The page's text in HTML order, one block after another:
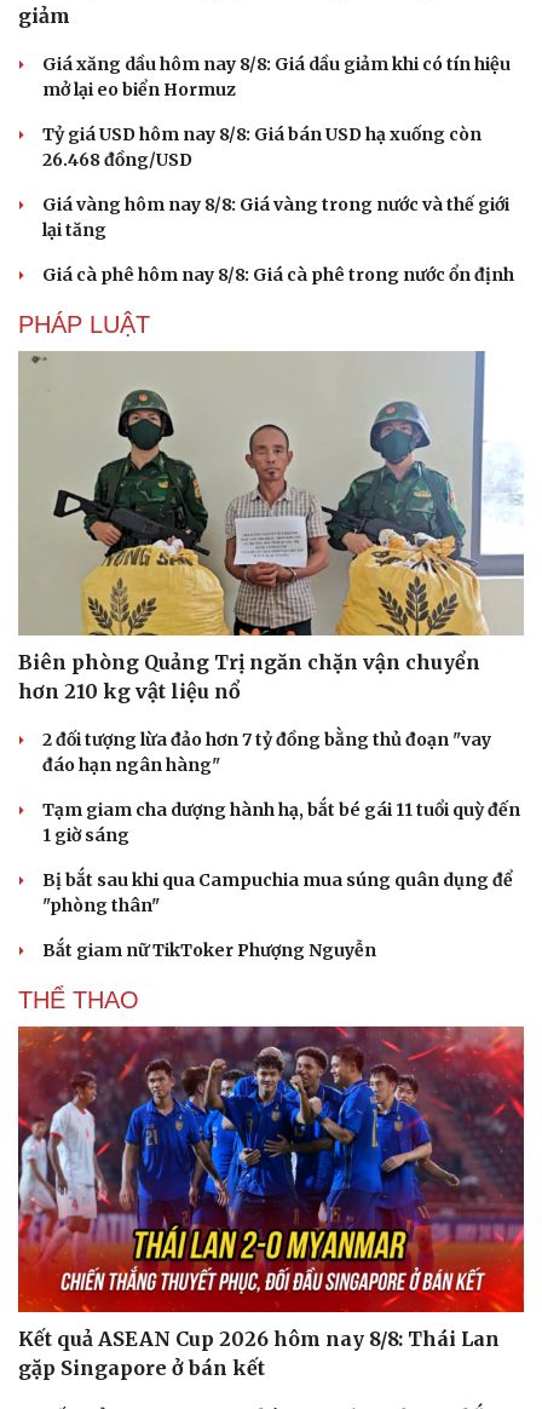
Văn hóa
Văn học
Âm nhạc
Thời trang
giảm
Giá xăng dầu hôm nay 8/8: Giá dầu giảm khi có tín hiệu
mở lại eo biển Hormuz
Tỷ giá USD hôm nay 8/8: Giá bán USD hạ xuống còn
26.468 đồng/USD
Giá vàng hôm nay 8/8: Giá vàng trong nước và thế giới
lại tăng
Giá cà phê hôm nay 8/8: Giá cà phê trong nước ổn định
PHÁP LUẬT
Biên phòng Quảng Trị ngăn chặn vận chuyển
hơn 210 kg vật liệu nổ
2 đối tượng lừa đảo hơn 7 tỷ đồng bằng thủ đoạn "vay
đáo hạn ngân hàng"
Tạm giam cha dượng hành hạ, bắt bé gái 11 tuổi quỳ đến
1 giờ sáng
Bị bắt sau khi qua Campuchia mua súng quân dụng để
"phòng thân"
Bắt giam nữ TikToker Phượng Nguyễn
THỂ THAO
Kết quả ASEAN Cup 2026 hôm nay 8/8: Thái Lan
gặp Singapore ở bán kết